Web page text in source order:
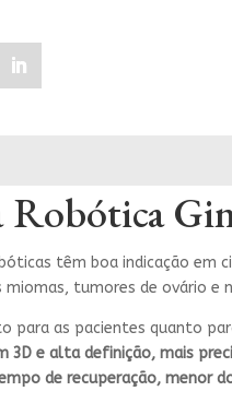
têm boa indicação em
tumores de ovário e
para as pacientes quanto
3D e alta definição, mais
de recuperação, menor